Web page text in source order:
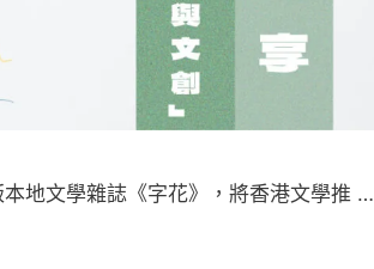
地文學雜誌《字花》，將香港文學推 …